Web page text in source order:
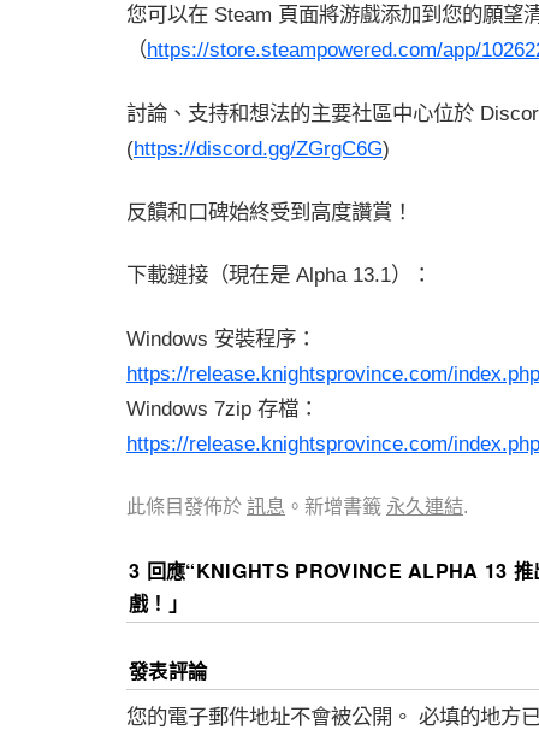
您可以在 Steam 頁面將游戲添加到您的願望
（https://store.steampowered.com/app/
討論、支持和想法的主要社區中心位於
(https://discord.gg/ZGrgC6G)
反饋和口碑始終受到高度讚賞！
下載鏈接（現在是 Alpha 13.1）：
Windows 安裝程序：
https://release.knightsprovince.com/
Windows 7zip 存檔：
https://release.knightsprovince.com/
此條目發佈於 訊息 。新增書籤 永久連結.
3 回應“KNIGHTS PROVINCE ALPHA 13 推
戲！ 」
發表評論
您的電子郵件地址不會被公開。 必填的地方